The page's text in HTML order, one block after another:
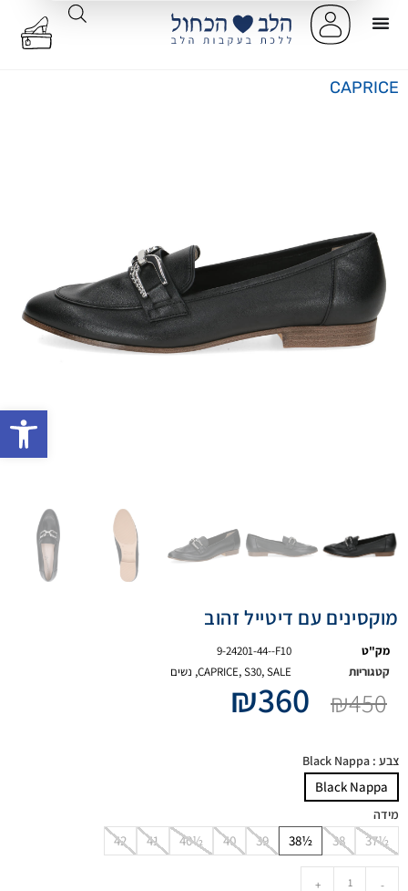
CAPRICE
מוקסינים עם דיטייל זהוב
מק"ט
9-24201-44--F10
קטגוריות
CAPRICE,S30,SALE
, נשים
₪450
₪360
צבע : Black Nappa
Black Nappa
מידה
37½
38
38½
39
40
40½
41
42
-
+